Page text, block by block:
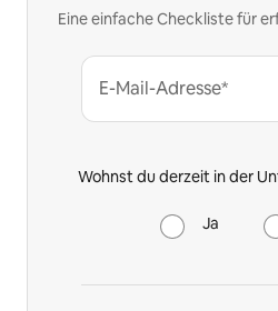
Eine einfache Checkliste für
E-Mail-Adresse*
Wohnst du derzeit in der
Ja